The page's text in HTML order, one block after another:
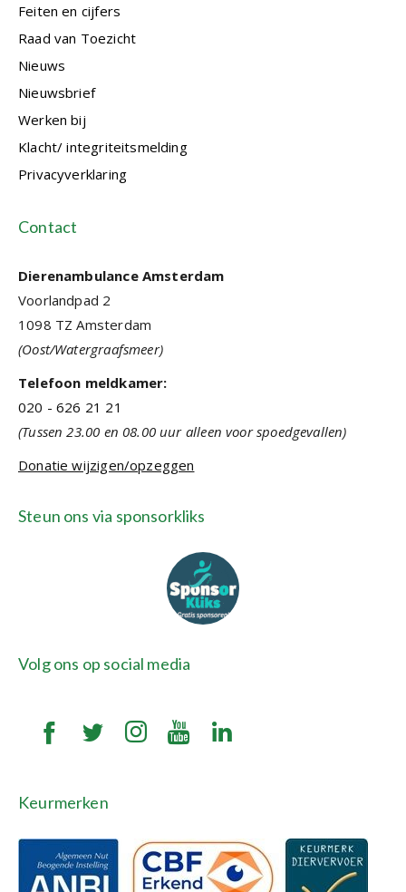
Feiten en cijfers
Raad van Toezicht
Nieuws
Nieuwsbrief
Werken bij
Klacht/ integriteitsmelding
Privacyverklaring
Contact
Dierenambulance Amsterdam
Voorlandpad 2
1098 TZ Amsterdam
(Oost/Watergraafsmeer)
Telefoon meldkamer:
020 - 626 21 21
(Tussen 23.00 en 08.00 uur alleen voor spoedgevallen)
Donatie wijzigen/opzeggen
Steun ons via sponsorkliks
Volg ons op social media
Keurmerken